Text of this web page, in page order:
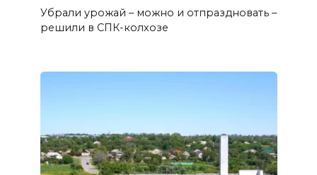
Убрали урожай – можно и отпраздновать –
решили в СПК-колхозе